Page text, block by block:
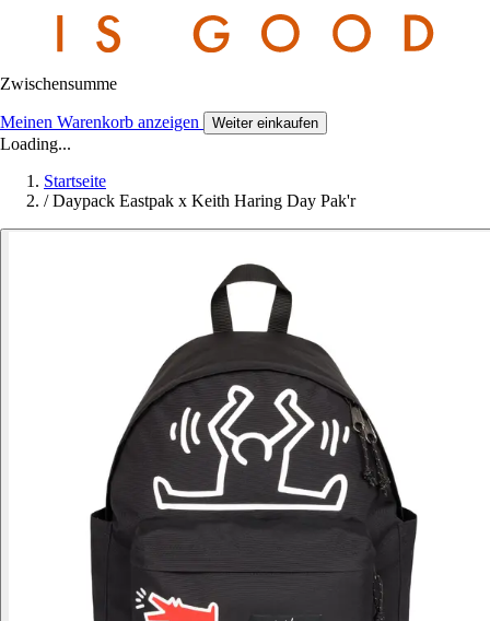
Zwischensumme
Meinen Warenkorb anzeigen Weiter einkaufen
Loading...
Startseite
/ Daypack Eastpak x Keith Haring Day Pak'r